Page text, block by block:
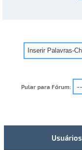
Pular para Fórum: